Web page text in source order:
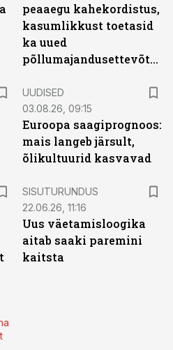
peaaegu kahekordistus,
kasumlikkust toetasid
ka uued
põllumajandusettevõtted
UUDISED
03.08.26, 09:15
Euroopa saagiprognoos:
mais langeb järsult,
õlikultuurid kasvavad
SISUTURUNDUS
22.06.26, 11:16
Uus väetamisloogika
aitab saaki paremini
kaitsta